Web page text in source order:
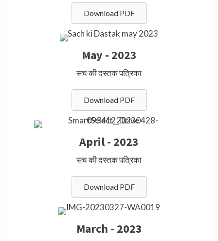
Download PDF
May - 2023
सच की दस्तक पत्रिका
Download PDF
April - 2023
सच की दस्तक पत्रिका
Download PDF
March - 2023